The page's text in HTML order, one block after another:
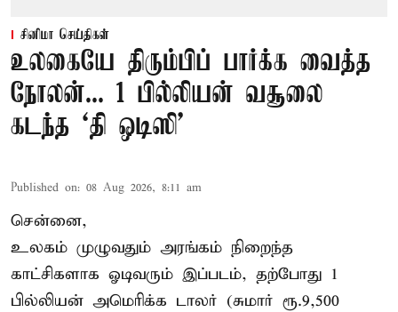
சினிமா செய்திகள்
உலகையே திரும்பிப் பார்க்க வைத்த
நோலன்... 1 பில்லியன் வசூலை
கடந்த ‘தி ஒடிஸி’
Published on: 08 Aug 2026, 8:11 am
சென்னை,
உலகம் முழுவதும் அரங்கம் நிறைந்த
காட்சிகளாக ஓடிவரும் இப்படம், தற்போது 1
பில்லியன் அமெரிக்க டாலர் (சுமார் ரூ.9,500